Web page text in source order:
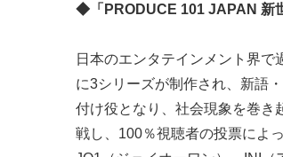
◆「PRODUCE 101 JAPAN 新
日本のエンタテインメント界
に3シリーズが制作され、新語
付け役となり、社会現象を巻き
戦し、100％視聴者の投票によ